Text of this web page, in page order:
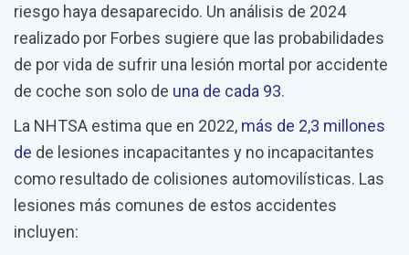
riesgo haya desaparecido. Un análisis de 2024
realizado por Forbes sugiere que las probabilidades
de por vida de sufrir una lesión mortal por accidente
de coche son solo de una de cada 93.
La NHTSA estima que en 2022, más de 2,3 millones
de de lesiones incapacitantes y no incapacitantes
como resultado de colisiones automovilísticas. Las
lesiones más comunes de estos accidentes
incluyen: